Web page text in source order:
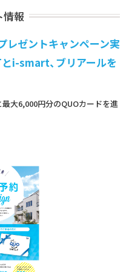
情報
レゼントキャンペーン実
i-smart、ブリアールを
大6,000円分のQUOカードを進